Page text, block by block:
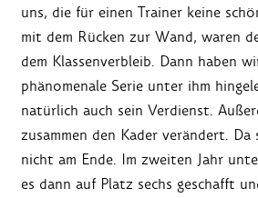
uns, die für einen Trainer keine
mit dem Rücken zur Wand, waren
dem Klassenverbleib. Dann haben
phänomenale Serie unter ihm
natürlich auch sein Verdienst.
zusammen den Kader verändert.
nicht am Ende. Im zweiten Jahr
es dann auf Platz sechs geschafft